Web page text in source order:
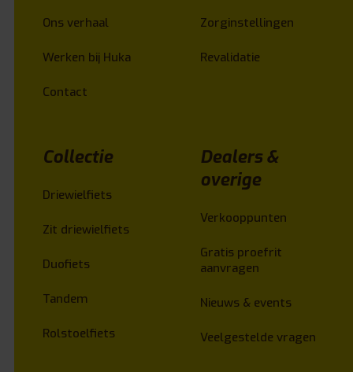
Ons verhaal
Werken bij Huka
Contact
Zorginstellingen
Revalidatie
Collectie
Driewielfiets
Zit driewielfiets
Duofiets
Tandem
Rolstoelfiets
Dealers &
overige
Verkooppunten
Gratis proefrit
aanvragen
Nieuws & events
Veelgestelde vragen